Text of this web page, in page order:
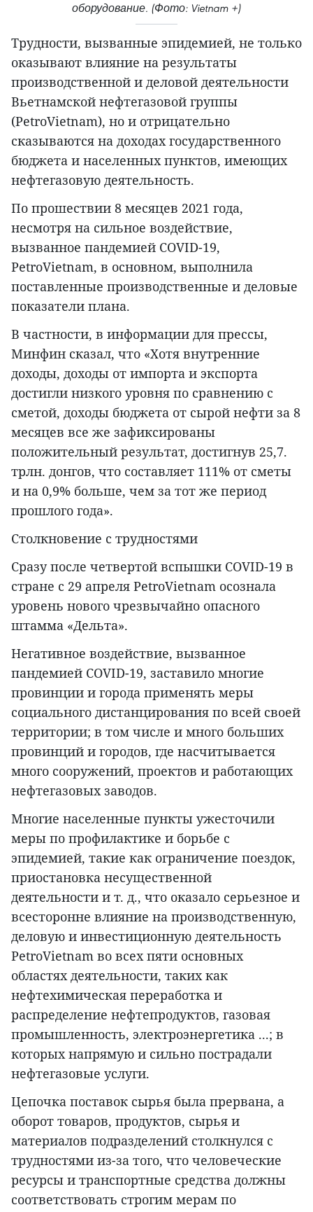
оборудование. (Фото: Vietnam +)
Трудности, вызванные эпидемией, не только
оказывают влияние на результаты
производственной и деловой деятельности
Вьетнамской нефтегазовой группы
(PetroVietnam), но и отрицательно
сказываются на доходах государственного
бюджета и населенных пунктов, имеющих
нефтегазовую деятельность.
По прошествии 8 месяцев 2021 года,
несмотря на сильное воздействие,
вызванное пандемией COVID-19,
PetroVietnam, в основном, выполнила
поставленные производственные и деловые
показатели плана.
В частности, в информации для прессы,
Минфин сказал, что «Хотя внутренние
доходы, доходы от импорта и экспорта
достигли низкого уровня по сравнению с
сметой, доходы бюджета от сырой нефти за 8
месяцев все же зафиксированы
положительный результат, достигнув 25,7.
трлн. донгов, что составляет 111% от сметы
и на 0,9% больше, чем за тот же период
прошлого года».
Столкновение с трудностями
Сразу после четвертой вспышки COVID-19 в
стране с 29 апреля PetroVietnam осознала
уровень нового чрезвычайно опасного
штамма «Дельта».
Негативное воздействие, вызванное
пандемией COVID-19, заставило многие
провинции и города применять меры
социального дистанцирования по всей своей
территории; в том числе и много больших
провинций и городов, где насчитывается
много сооружений, проектов и работающих
нефтегазовых заводов.
Многие населенные пункты ужесточили
меры по профилактике и борьбе с
эпидемией, такие как ограничение поездок,
приостановка несущественной
деятельности и т. д., что оказало серьезное и
всесторонне влияние на производственную,
деловую и инвестиционную деятельность
PetroVietnam во всех пяти основных
областях деятельности, таких как
нефтехимическая переработка и
распределение нефтепродуктов, газовая
промышленность, электроэнергетика ...; в
которых напрямую и сильно пострадали
нефтегазовые услуги.
Цепочка поставок сырья была прервана, а
оборот товаров, продуктов, сырья и
материалов подразделений столкнулся с
трудностями из-за того, что человеческие
ресурсы и транспортные средства должны
соответствовать строгим мерам по